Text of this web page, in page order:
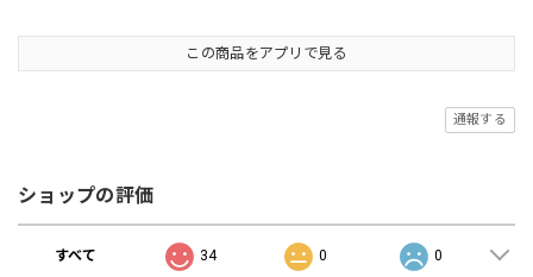
この商品をアプリで見る
通報する
ショップの評価
すべて 34 0 0